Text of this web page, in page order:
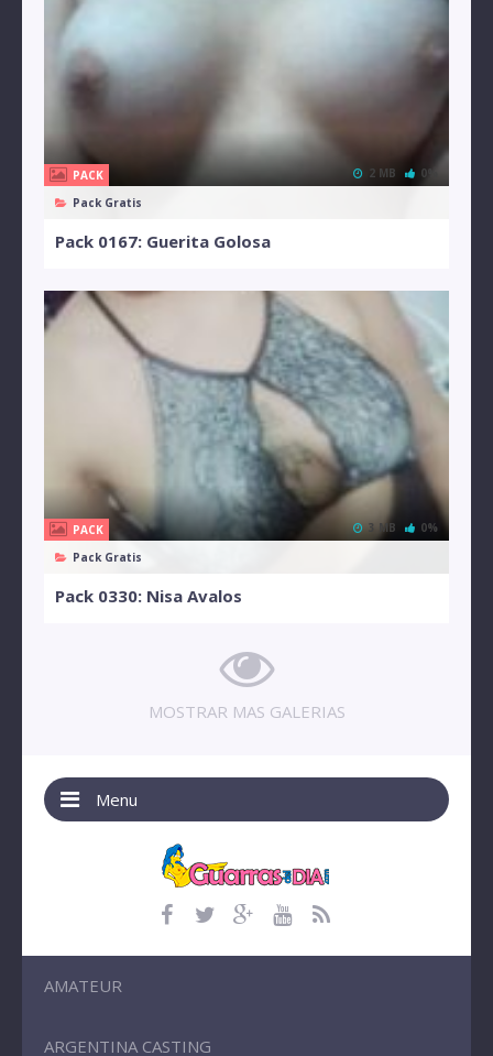
PACK
Pack Gratis
2 MB 0%
Pack 0167: Guerita Golosa
PACK
Pack Gratis
3 MB 0%
Pack 0330: Nisa Avalos
MOSTRAR MAS GALERIAS
Menu
AMATEUR
ARGENTINA CASTING